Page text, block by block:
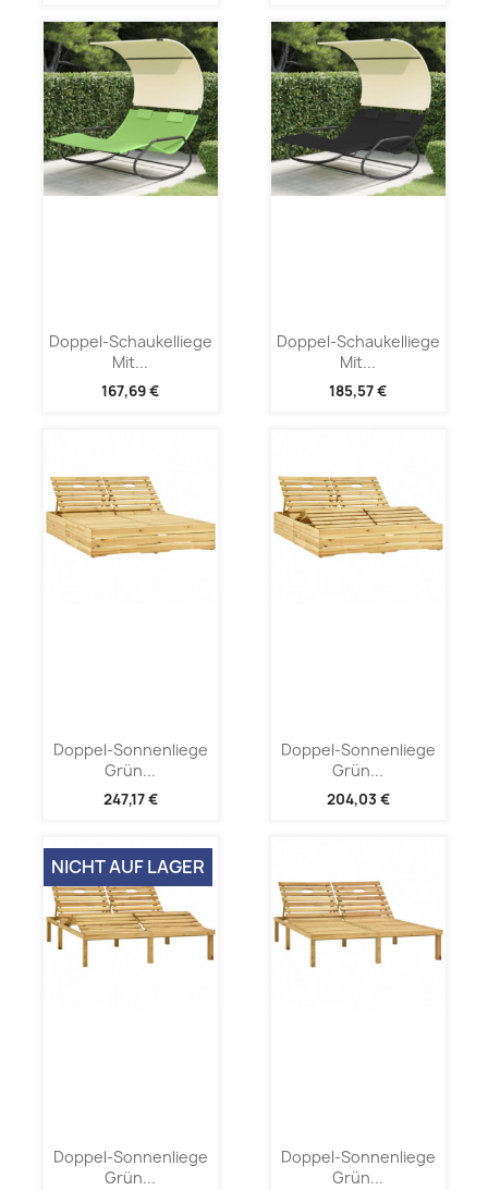
Doppel-Schaukelliege
Mit...
167,69 €
Doppel-Schaukelliege
Mit...
185,57 €
Doppel-Sonnenliege
Grün...
247,17 €
Doppel-Sonnenliege
Grün...
204,03 €
Doppel-Sonnenliege
Grün...
NICHT AUF LAGER
Doppel-Sonnenliege
Grün...